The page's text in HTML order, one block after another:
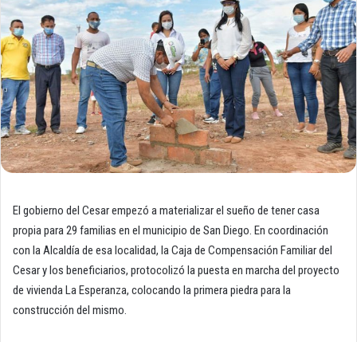
El gobierno del Cesar empezó a materializar el sueño de tener casa
propia para 29 familias en el municipio de San Diego. En coordinación
con la Alcaldía de esa localidad, la Caja de Compensación Familiar del
Cesar y los beneficiarios, protocolizó la puesta en marcha del proyecto
de vivienda La Esperanza, colocando la primera piedra para la
construcción del mismo.